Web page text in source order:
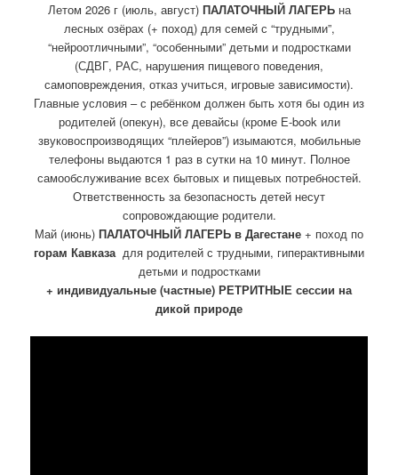
Летом 2026 г (июль, август) ПАЛАТОЧНЫЙ ЛАГЕРЬна
лесных озёрах (+ поход) для семей с “трудными”,
“нейроотличными”, “особенными” детьми и подростками
(СДВГ, РАС, нарушения пищевого поведения,
самоповреждения, отказ учиться, игровые зависимости).
Главные условия – с ребёнком должен быть хотя бы один из
родителей (опекун), все девайсы (кроме Е-book или
звуковоспроизводящих “плейеров”) изымаются, мобильные
телефоны выдаются 1 раз в сутки на 10 минут. Полное
самообслуживание всех бытовых и пищевых потребностей.
Ответственность за безопасность детей несут
сопровождающие родители.
Май (июнь) ПАЛАТОЧНЫЙ ЛАГЕРЬ в Дагестане + поход по
горам Кавказа для родителей с трудными, гиперактивными
детьми и подростками
+ индивидуальные (частные) РЕТРИТНЫЕ сессии на
дикой природе